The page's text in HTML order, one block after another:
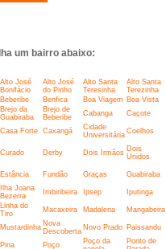
um bairro abaixo:
Alto José
Bonifácio
Alto José
do Pinho
Alto Santa
Teresinha
Alto Santa
Terezinha
Beberibe Benfica Boa Viagem Boa Vista
Brejo da
Guabiraba
Brejo de
Beberibe
Cabanga Caçote
Casa Forte Caxangá
Cidade
Universitária Coelhos
Curado Derby Dois Irmãos Dois
Unidos
Estância Fundão Graças Guabiraba
Ilha Joana
Bezerra
Imbiribeira Ipsep Iputinga
Linha do
Tiro
Macaxeira Madalena Mangabeira
Mustardinha Nova
Descoberta Novo Prado Paissandu
Pina Poço
Poço da
Ponto de